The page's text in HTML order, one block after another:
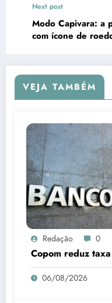
Next post
Modo Capivara: a
com ícone de
VEJA TAMBÉM
Redação 0
Copom reduz
06/08/2026